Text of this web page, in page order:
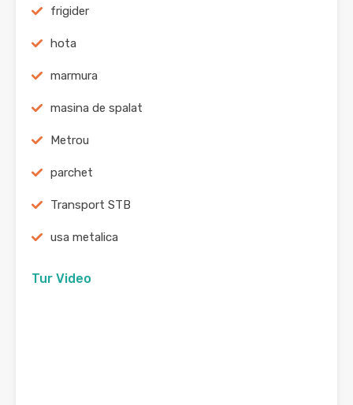
frigider
hota
marmura
masina de spalat
Metrou
parchet
Transport STB
usa metalica
Tur Video